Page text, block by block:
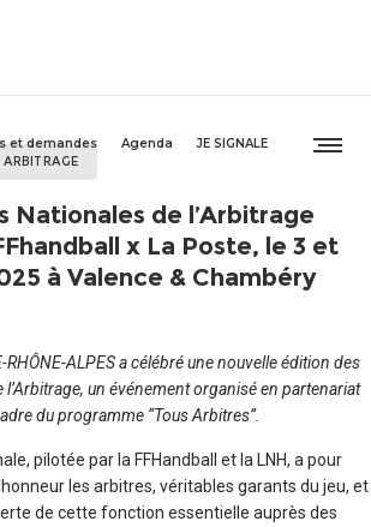
et demandes Agenda
JE SIGNALE
ARBITRAGE
Nationales de l’Arbitrage
x La Poste, le 3 et
à Valence & Chambéry
RHÔNE-ALPES a célébré une nouvelle édition des
un événement organisé en partenariat
du programme “Tous Arbitres”.
pilotée par la FFHandball et la LNH, a pour
les arbitres, véritables garants du jeu, et
de cette fonction essentielle auprès des